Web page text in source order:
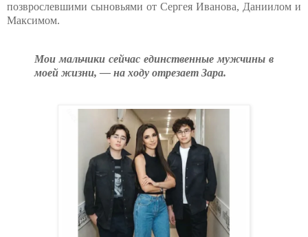
позврослевшими сыновьями от Сергея Иванова, Даниилом и
Максимом.
Мои мальчики сейчас единственные мужчины в
моей жизни, — на ходу отрезает Зара.